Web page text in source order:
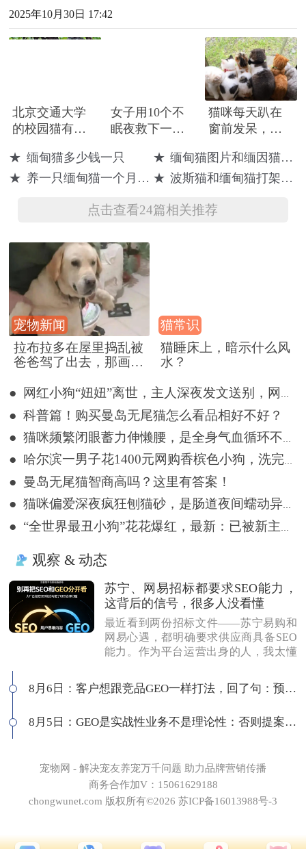
2025年10月30日 17:42
北京交通大学
的校园猫有了
生：自发组织
想打造猫咪友
女子用10个不
眠夜救下一只
猫，猫咪好可
爱啊
猫咪每天趴在
窗前发呆，只
事！
★ 缅甸猫多少钱一只 ★ 缅甸猫图片和缅因猫区别
★ 养一只缅甸猫一个月需要多少钱 ★ 波斯猫和缅甸猫打架谁更厉害
点击查看24篇相关推荐
宠物新闻
拉布拉多在屋里捣乱被
爸爸驾了出去，那画面
猫常识
猫睡床上，暗示什么风
水？
● 网红小狗“妞妞”离世，主人深夜发文送别，网友留言悼念
● 科普篇！购买曼岛无尾猫怎么看品相好不好？
● 猫咪频繁闭眼蓄力伸懒腰，是全身气血循环不畅吗？
● 哈尔滨一男子花1400元网购香槟色小狗，洗完澡变纯白色
● 曼岛无尾猫智商高吗？这里有答案！
● 猫咪偏爱深夜疯狂刨猫砂，是肠道夜间蠕动异常吗？
● “全世界最丑小狗”花花爆红，最新：已被新主人买走
观察 & 动态
苏宁、网易招标都要求SEO能力，
这背后的信号，很多人没看懂
最近看到两份招标文件——苏宁易购和
网易心遇，都明确要求供应商具备SEO
能力。作为平台运营出身的人，我太懂
的，永远是用户思维做内容，而不是为
了SEO而SEO。有人说SEO公司做不了G
质内容为核心，和GEO底层逻辑一致
所以我们的打法很简单：做品牌GEO，
送你品牌SEO。用一套体系打多个平
台，才是真正的全网基建思维。
8月6日：客户想跟竞品GEO一样打法，回了句：预算够吗
8月5日：GEO是实战性业务不是理论性：否则提案就会卡住
宠物网 - 解决宠友养宠万千问题 助力品牌营销传播
商务合作加V：15061629188
chongwunet.com 版权所有©2026 苏ICP备16013988号-3